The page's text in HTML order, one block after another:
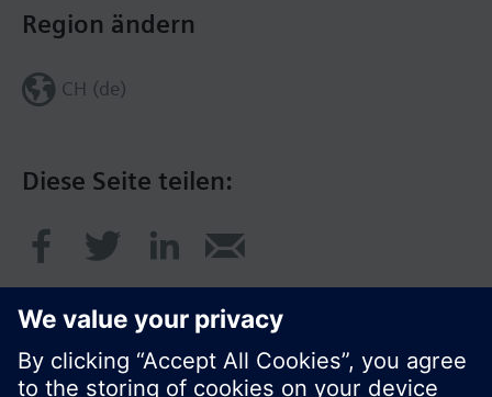
Diese Seite teilen:
Region ändern
CH (de)